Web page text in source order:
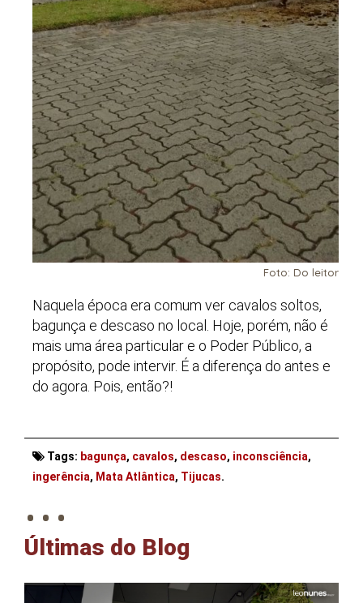
Foto: Do leitor
Naquela época era comum ver cavalos soltos,
bagunça e descaso no local. Hoje, porém, não é
mais uma área particular e o Poder Público, a
propósito, pode intervir. É a diferença do antes e
do agora. Pois, então?!
Tags: bagunça, cavalos, descaso, inconsciência,
ingerência, Mata Atlântica, Tijucas.
. . .
Últimas do Blog